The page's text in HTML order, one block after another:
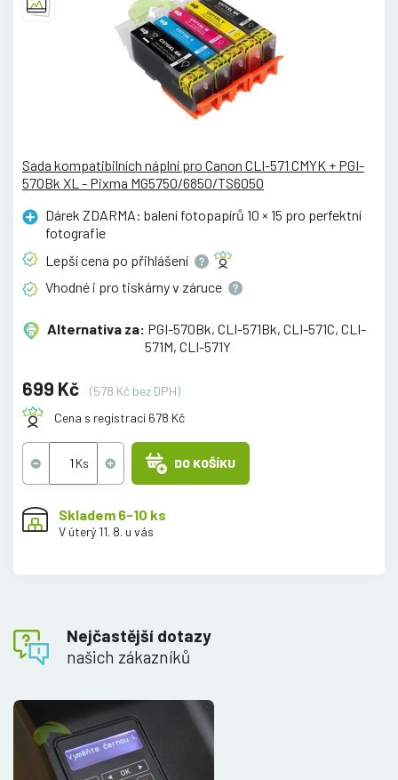
Sada kompatibilních náplní pro Canon CLI-571 CMYK + PGI-
570Bk XL - Pixma MG5750/6850/TS6050
Dárek ZDARMA: balení fotopapírů 10 × 15 pro perfektní
fotografie
Lepší cena po přihlášení
Vhodné i pro tiskárny v záruce
Alternativa za: PGI-570Bk, CLI-571Bk, CLI-571C, CLI-
571M, CLI-571Y
699 Kč
(578 Kč bez DPH)
Cena s registrací 678 Kč
DO KOŠÍKU
Skladem 6-10 ks
V úterý 11. 8. u vás
Nejčastější dotazy
našich zákazníků